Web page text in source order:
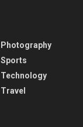
Photography
Sports
Technology
Travel